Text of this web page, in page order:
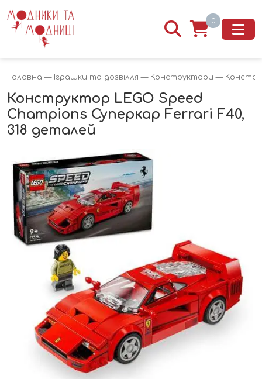
0
Головна — Іграшки та дозвілля — Конструктори —
Конструктор LEGO Speed
Champions Суперкар Ferrari F40,
318 деталей